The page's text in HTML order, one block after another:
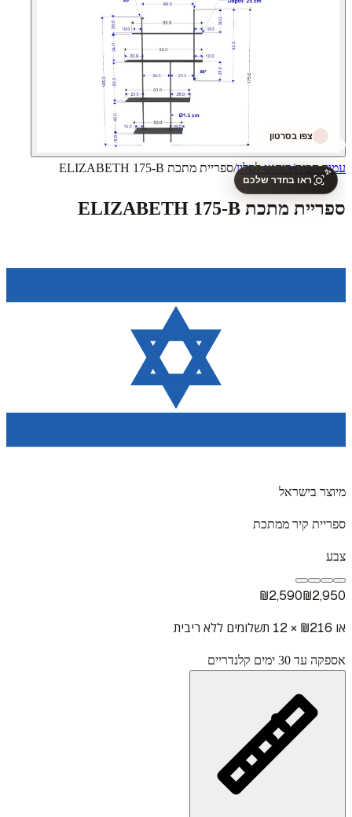
✨
ראו בחדר שלכם
צפו בסרטון
עמוד הבית/ריהוט לסלון/ספריית מתכת ELIZABETH 175-B
ספריית מתכת ELIZABETH 175-B
מיוצר בישראל
ספריית קיר ממתכת
צבע
₪2,590₪2,950
או ₪ 216 × 12 תשלומים ללא ריבית
אספקה עד 30 ימים קלנדריים